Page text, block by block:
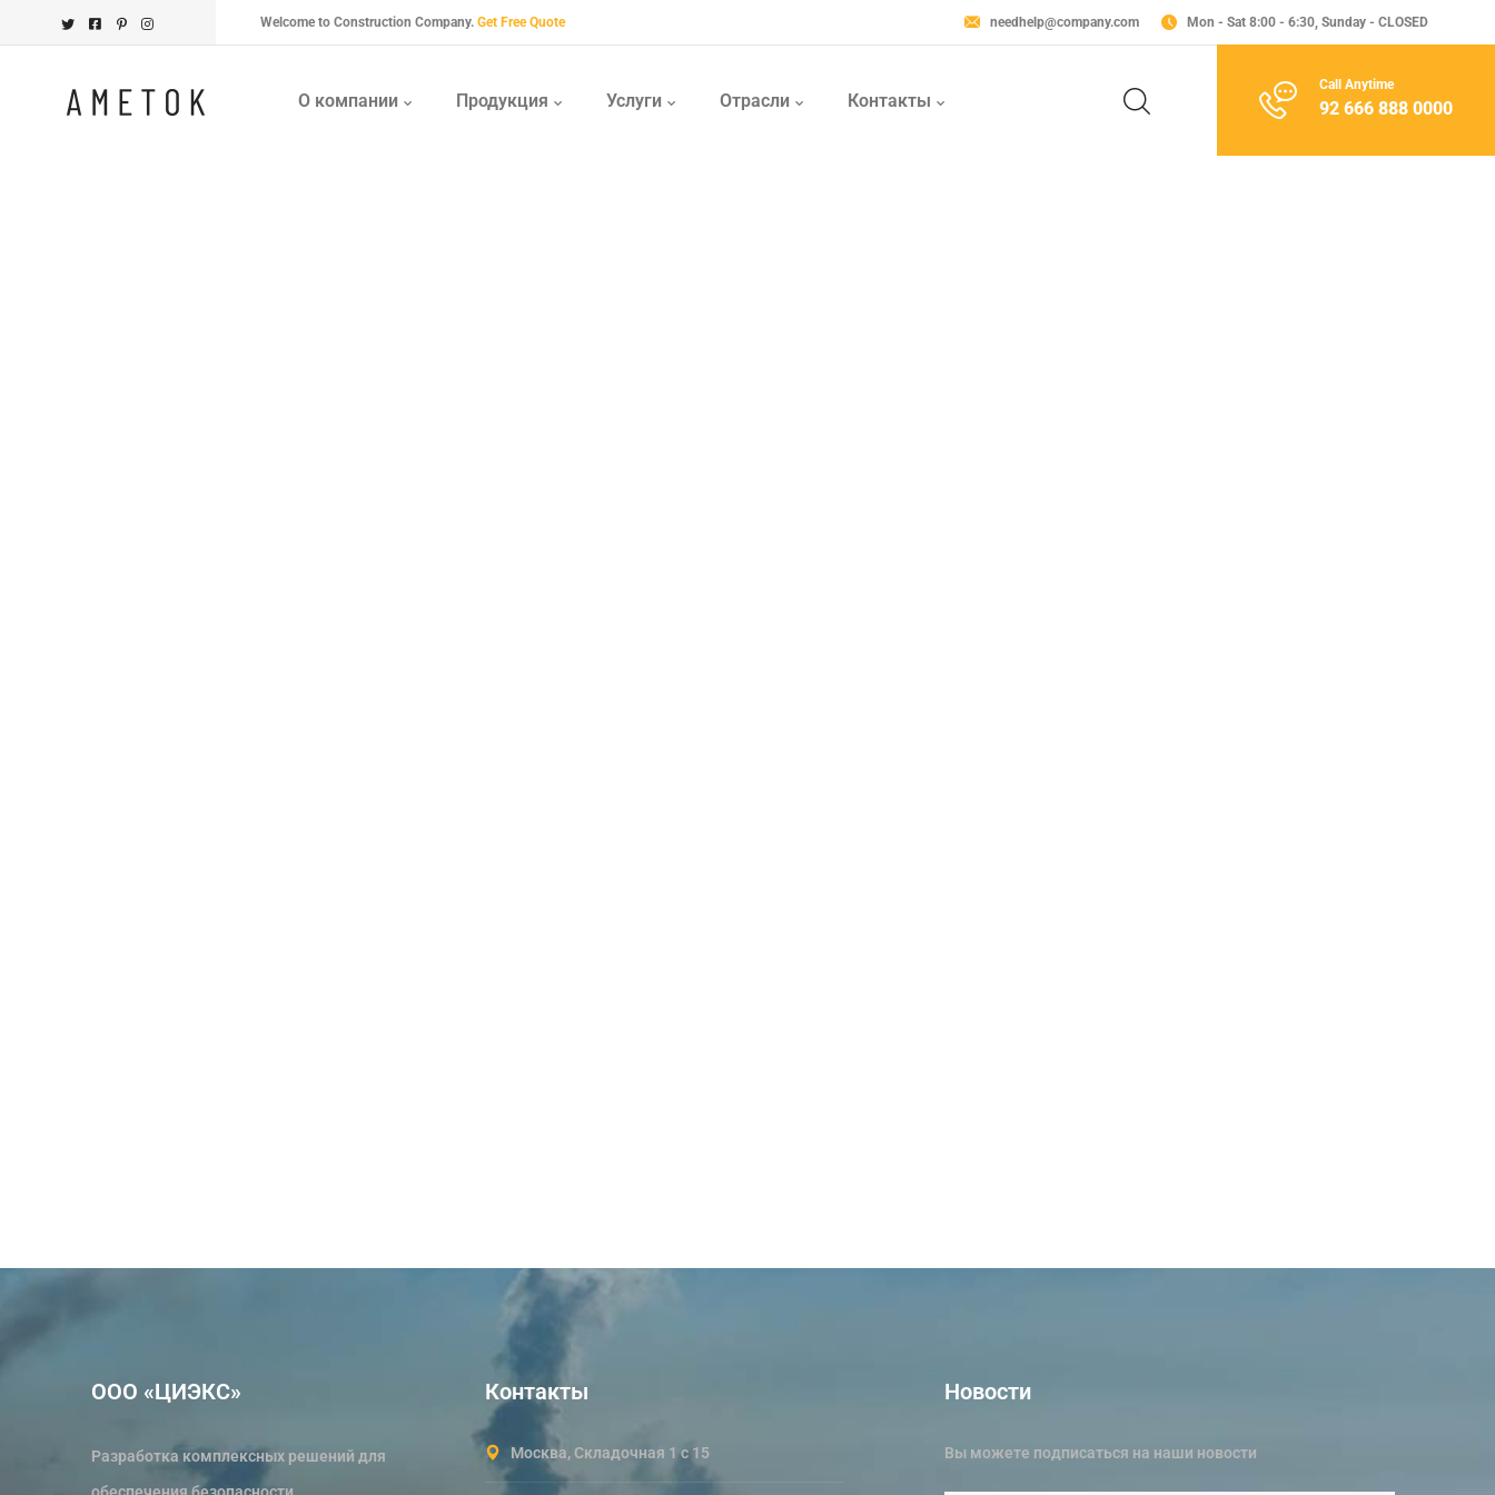
Welcome to Construction Company. Get Free Quote needhelp@company.com Mon - Sat 8:00 - 6:30, Sunday - CLOSED
О компании Продукция Услуги Отрасли Контакты
Call Anytime
92 666 888 0000
ООО «ЦИЭКС»
Разработка комплексных решений для
Контакты
Москва, Складочная 1 с 15
Новости
Вы можете подписаться на наши новости